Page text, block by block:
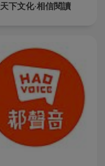
天下文化‧相信閱讀